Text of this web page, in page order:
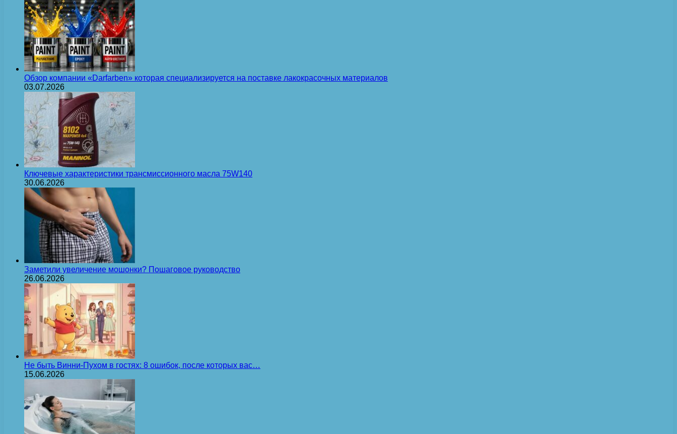
Обзор компании «Darfarben» которая специализируется на поставке лакокрасочных материалов
03.07.2026
Ключевые характеристики трансмиссионного масла 75W140
30.06.2026
Заметили увеличение мошонки? Пошаговое руководство
26.06.2026
Не быть Винни-Пухом в гостях: 8 ошибок, после которых вас…
15.06.2026